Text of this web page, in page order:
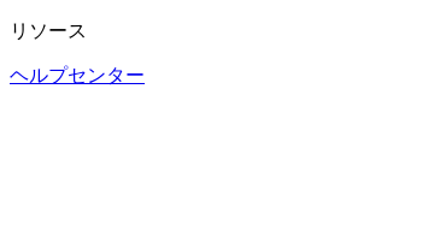
リソース
ヘルプセンター